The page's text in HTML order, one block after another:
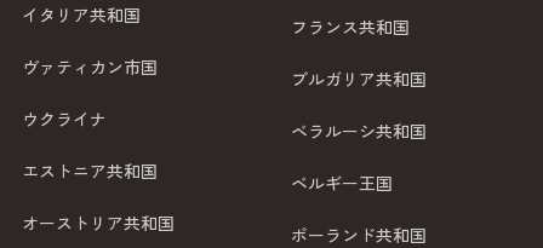
イタリア共和国
ヴァティカン市国
ウクライナ
エストニア共和国
オーストリア共和国
フランス共和国
ブルガリア共和国
ベラルーシ共和国
ベルギー王国
ポーランド共和国